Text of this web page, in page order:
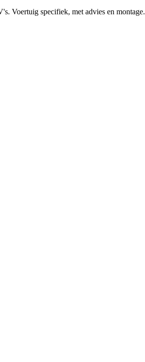
Voertuig specifiek, met advies en montage.